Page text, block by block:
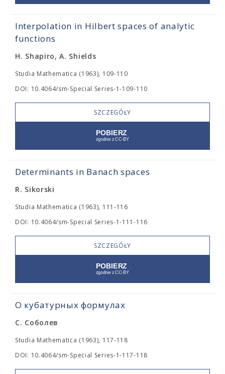
Interpolation in Hilbert spaces of analytic
functions
H. Shapiro, A. Shields
Studia Mathematica (1963), 109-110
DOI: 10.4064/sm-Special Series-1-109-110
SZCZEGÓŁY
Determinants in Banach spaces
R. Sikorski
Studia Mathematica (1963), 111-116
DOI: 10.4064/sm-Special Series-1-111-116
SZCZEGÓŁY
О кубатурных формулах
С. Соболев
Studia Mathematica (1963), 117-118
DOI: 10.4064/sm-Special Series-1-117-118